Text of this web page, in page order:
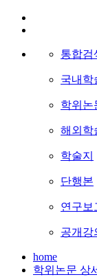
통합검
국내학
학위논
해외학
학술지
단행본
연구보
공개강
home
학위논문 상세